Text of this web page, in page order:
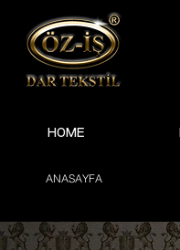
HOME
ANASAYFA